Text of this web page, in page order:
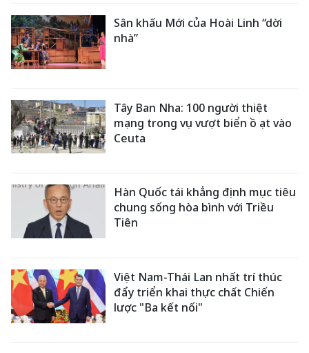
Sân khấu Mới của Hoài Linh “dời
nhà”
Tây Ban Nha: 100 người thiệt
mạng trong vụ vượt biển ồ ạt vào
Ceuta
Hàn Quốc tái khẳng định mục tiêu
chung sống hòa bình với Triều
Tiên
Việt Nam-Thái Lan nhất trí thúc
đẩy triển khai thực chất Chiến
lược "Ba kết nối"